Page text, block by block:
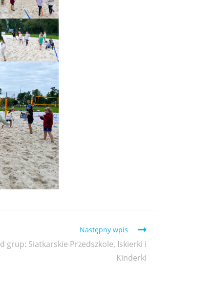
Następny wpis
grup: Siatkarskie Przedszkole, Iskierki i
Kinderki